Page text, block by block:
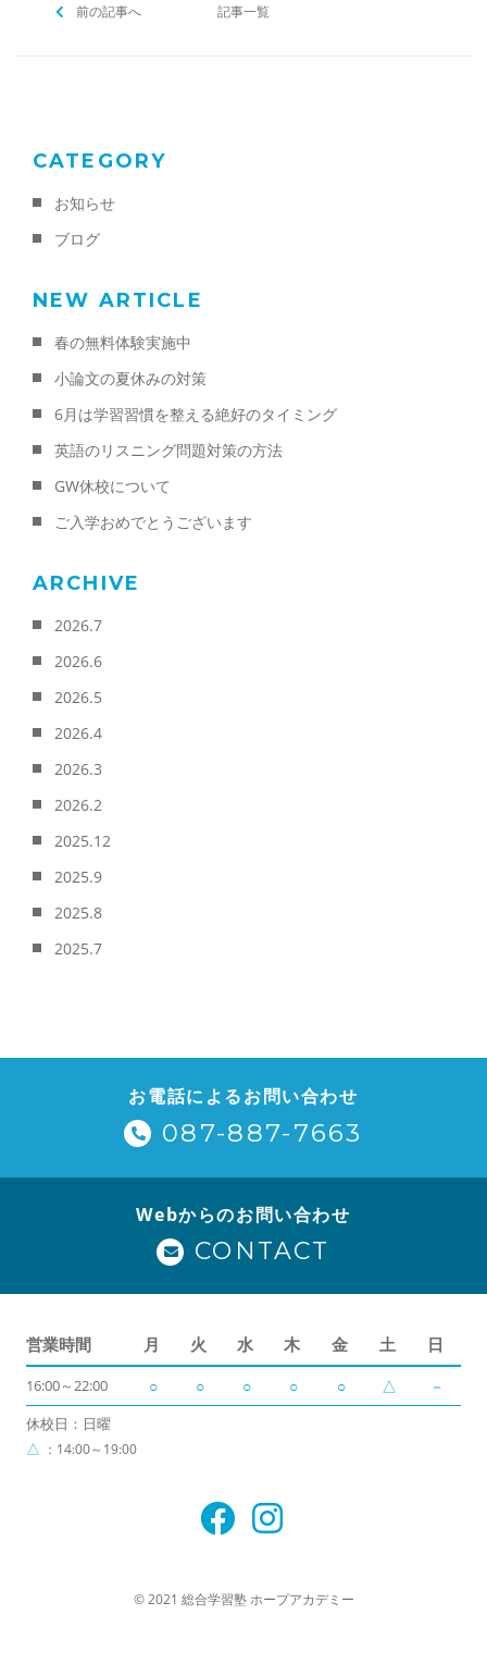
前の記事へ 記事一覧
CATEGORY
お知らせ
ブログ
NEW ARTICLE
春の無料体験実施中
小論文の夏休みの対策
6月は学習習慣を整える絶好のタイミング
英語のリスニング問題対策の方法
GW休校について
ご入学おめでとうございます
ARCHIVE
2026.7
2026.6
2026.5
2026.4
2026.3
2026.2
2025.12
2025.9
2025.8
2025.7
お電話によるお問い合わせ
087-887-7663
Webからのお問い合わせ
CONTACT
営業時間 月 火 水 木 金 土 日
16:00～22:00 ○ ○ ○ ○ ○ △ －
休校日：日曜
△ ：14:00～19:00
© 2021 総合学習塾 ホープアカデミー